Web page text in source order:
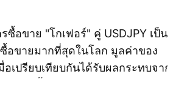
ซื้อขาย "โกเฟอร์" คู่ USDJPY เป็น
อขายมากที่สุดในโลก มูลค่าของ
อเปรียบเทียบกันได้รับผลกระทบจาก